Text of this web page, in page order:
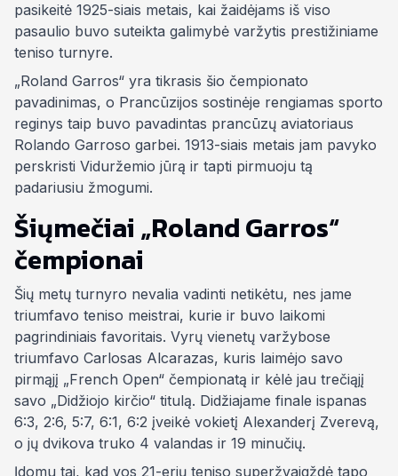
pasikeitė 1925-siais metais, kai žaidėjams iš viso
pasaulio buvo suteikta galimybė varžytis prestižiniame
teniso turnyre.
„Roland Garros“ yra tikrasis šio čempionato
pavadinimas, o Prancūzijos sostinėje rengiamas sporto
reginys taip buvo pavadintas prancūzų aviatoriaus
Rolando Garroso garbei. 1913-siais metais jam pavyko
perskristi Viduržemio jūrą ir tapti pirmuoju tą
padariusiu žmogumi.
Šiųmečiai „Roland Garros“
čempionai
Šių metų turnyro nevalia vadinti netikėtu, nes jame
triumfavo teniso meistrai, kurie ir buvo laikomi
pagrindiniais favoritais. Vyrų vienetų varžybose
triumfavo Carlosas Alcarazas, kuris laimėjo savo
pirmąjį „French Open“ čempionatą ir kėlė jau trečiąjį
savo „Didžiojo kirčio“ titulą. Didžiajame finale ispanas
6:3, 2:6, 5:7, 6:1, 6:2 įveikė vokietį Alexanderį Zverevą,
o jų dvikova truko 4 valandas ir 19 minučių.
Įdomu tai, kad vos 21-erių teniso superžvaigždė tapo